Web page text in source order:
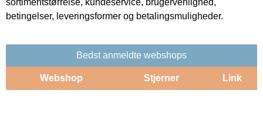
betingelser, leveringsformer og betalingsmuligheder.
Bedst anmeldte webshops
Webshop Stjerner Link